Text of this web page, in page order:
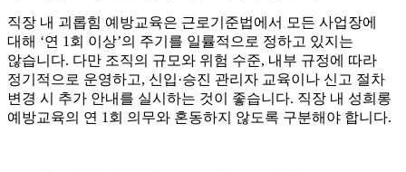
직장 내 괴롭힘 예방교육은 근로기준법에서 모든 사업장에
대해 ‘연 1회 이상’의 주기를 일률적으로 정하고 있지는
않습니다. 다만 조직의 규모와 위험 수준, 내부 규정에 따라
정기적으로 운영하고, 신입·승진 관리자 교육이나 신고 절차
변경 시 추가 안내를 실시하는 것이 좋습니다. 직장 내 성희롱
예방교육의 연 1회 의무와 혼동하지 않도록 구분해야 합니다.